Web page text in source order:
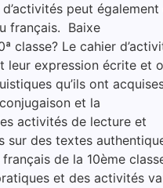
peut également
français. Baixe
classe? Le cahier
leur expression écrite et
qu’ils ont
et la
activités de lecture et
sur des textes
de la 10ème
et des activités